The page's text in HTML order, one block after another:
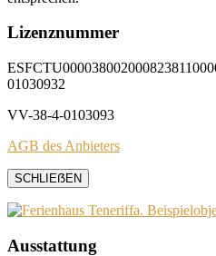
Lizenznummer
01030932
VV-38-4-0103093
AGB des Anbieters
SCHLIEẞEN
Ausstattung